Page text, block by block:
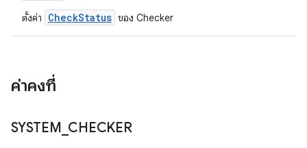
ตั้งค่า CheckStatus ของ Checker
ค่าคงที่
SYSTEM CHECKER